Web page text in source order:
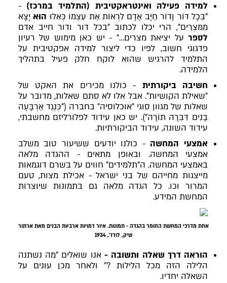
למידה פעילה ואינטראקטיבית (התלמיד במרכז) -
"בְּכָל דּוֹר וָדוֹר חַיָּב אָדָם לִרְאוֹת אֶת עַצְמוֹ כְּאִלוּ הוּאיָצָא
מִמִּצְרַיִם״, הרי יכלו לכתוב ״בכל דור ודור חייב אדם
לספרעל יציאת מצרים…״ - יש כאן מימוש של רעיון
פדגוגי חשוב, לפיו כדי ליצור למידה אפקטיבית על
התלמיד להרגיש שהוא לוקח חלק פעיל בתהליך
הלמידה.
חשיבה ביקורתית - כולנו מכירים את האקט של
״שאילת הקושיות״. אבל אלו לא סתם שאלות, מדובר על
שאלות של מגוון סוגי ״אוכלוסיה״ בחברה ("כְּנֶגֶד אַרְבָּעָה
בָנִים דִּבְּרָה תוֹרָה"). יש כאן עידוד לפלורליזם מחשבתי,
עידוד השונה, עידוד הביקורתיות.
אמצעי המחשה- כולנו יודעים ששיעור טוב משלב
אמצעי המחשה. ובאופן מתאים - ההגדה מלאה
באמצעי המחשה. ה"תלמידים" חווים על בשרם דוגמאות
מייצגות מחייהם של בני ישראל - אכילת מצות, טעם
המרור וכו. כל הגדה מלאה גם בתמונות שיוצרות
המחשת המידע.
אחת מדרכי המחשת החומר בהגדה - תמונות. איור דמויות ארבעת הבנים מאת ארתור
שיק, לודז', 1934
הוראה דרך שאלה ותשובה -אנו שואלים ״מה נשתנה
הלילה הזה מכל הלילות ?״ ולאחר מכן עונים על
השאלה יחדיו.